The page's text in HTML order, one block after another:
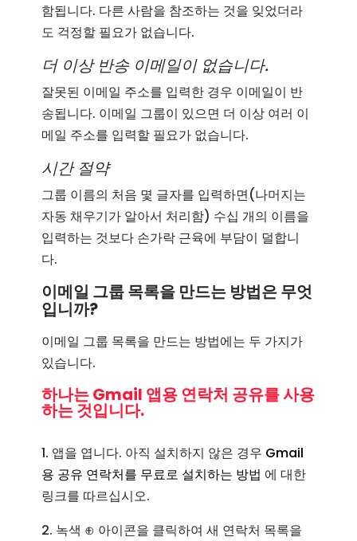
함됩니다. 다른 사람을 참조하는 것을 잊었더라
도 걱정할 필요가 없습니다.
더 이상 반송 이메일이 없습니다.
잘못된 이메일 주소를 입력한 경우 이메일이 반
송됩니다. 이메일 그룹이 있으면 더 이상 여러 이
메일 주소를 입력할 필요가 없습니다.
시간 절약
그룹 이름의 처음 몇 글자를 입력하면(나머지는
자동 채우기가 알아서 처리함) 수십 개의 이름을
입력하는 것보다 손가락 근육에 부담이 덜합니
다.
이메일 그룹 목록을 만드는 방법은 무엇
입니까?
이메일 그룹 목록을 만드는 방법에는 두 가지가
있습니다.
하나는 Gmail 앱용 연락처 공유를 사용
하는 것입니다.
1. 앱을 엽니다. 아직 설치하지 않은 경우 Gmail
용 공유 연락처를 무료로 설치하는 방법 에 대한
링크를 따르십시오.
2. 녹색 ⊕︀ 아이콘을 클릭하여 새 연락처 목록을